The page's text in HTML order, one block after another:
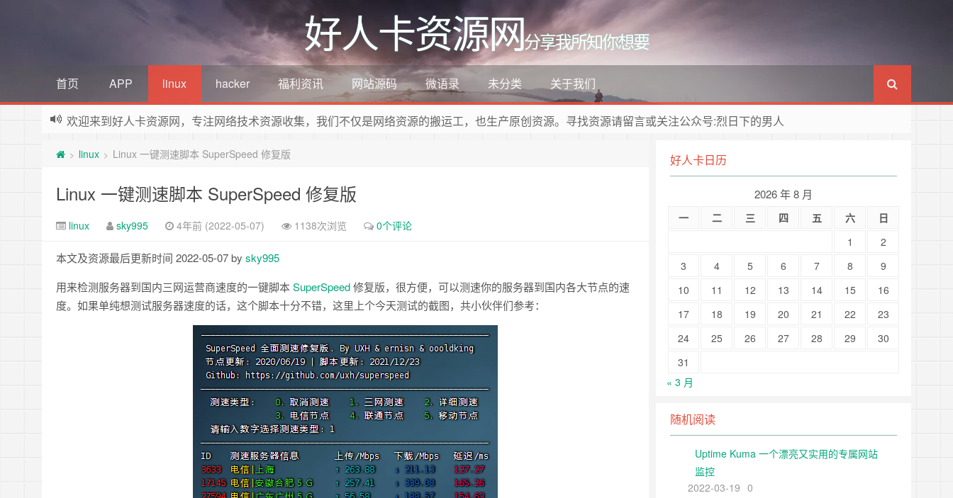
好人卡资源网分享我所知你想要
首页 APP linux hacker 福利资讯 网站源码 微语录 未分类 关于我们
欢迎来到好人卡资源网，专注网络技术资源收集，我们不仅是网络资源的搬运工，也生产原创资源。寻找资源请留言或关注公众号:烈日下的男人
> linux > Linux 一键测速脚本 SuperSpeed 修复版
Linux 一键测速脚本 SuperSpeed 修复版
linux sky995 4年前 (2022-05-07) 1138次浏览 0个评论
本文及资源最后更新时间 2022-05-07 by sky995
用来检测服务器到国内三网运营商速度的一键脚本SuperSpeed修复版，很方便，可以测速你的服务器到国内各大节点的速
度。如果单纯想测试服务器速度的话，这个脚本十分不错，这里上个今天测试的截图，共小伙伴们参考：
好人卡日历
2026 年 8 月
一 二 三 四 五 六
日
1
2
3
4 5 6 7 8
9
10
11 12 13 14 15
16
17
18 19 20 21 22
23
24
25 26 27 28 29
30
31
« 3 月
随机阅读
Uptime Kuma 一个漂亮又实用的专属网站
监控
2022-03-19 0